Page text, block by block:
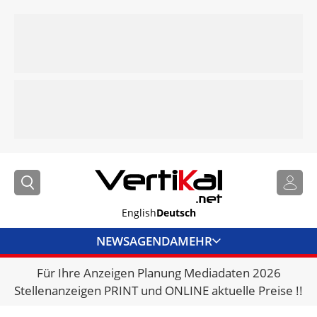
EnglishDeutsch
NEWSAGENDAMEHR
BRANCHENLINKS
VERMIETER
Für Ihre Anzeigen Planung Mediadaten 2026
Stellenanzeigen PRINT und ONLINE aktuelle Preise !!